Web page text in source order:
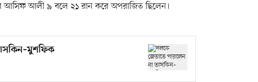
আলী ৯ বলে ২১ রান করে অপরাজিত ছিলেন।